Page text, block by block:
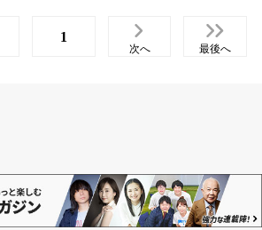
1
次へ 最後へ